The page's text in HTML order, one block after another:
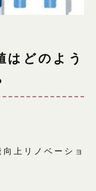
はどのよう
上リノベーショ